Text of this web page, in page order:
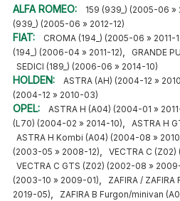
ALFA ROMEO: 159 (939_) (2005-06 »
(939_) (2005-06 » 2012-12)
FIAT: CROMA (194_) (2005-06 » 2011-
(194_) (2006-04 » 2011-12)
GRANDE
SEDICI (189_) (2006-06 » 2014-10)
HOLDEN: ASTRA (AH) (2004-12 »
(2004-12 » 2010-03)
OPEL: ASTRA H (A04) (2004-01 »
(L70) (2004-02 » 2014-10)
ASTRA H
ASTRA H Kombi (A04) (2004-08 »
(2003-05 » 2008-12)
VECTRA C
VECTRA C GTS (Z02) (2002-08 »
(2003-10 » 2009-01)
ZAFIRA /
2019-05)
ZAFIRA B Furgon/minivan